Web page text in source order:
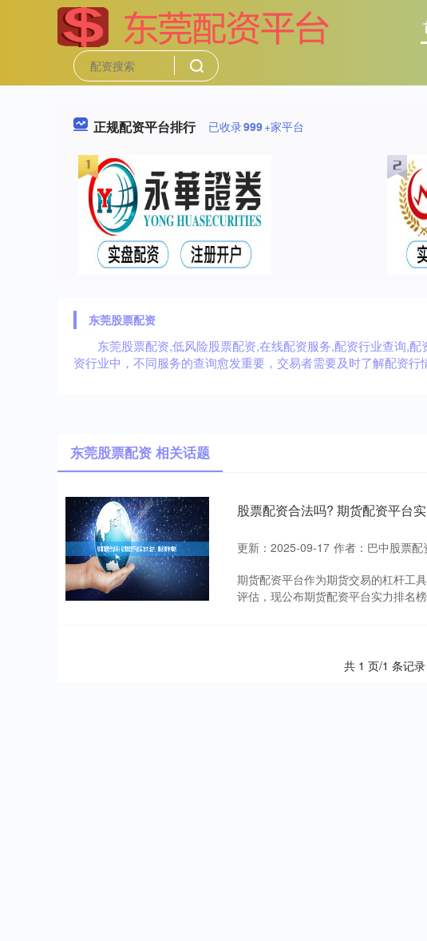
正规配资平台排行 已收录999+家平台
东莞股票配资
东莞股票配资,低风险股票配资,在线配资服务,配资行业查询,
资行业中，不同服务的查询愈发重要，交易者需要及时了解配资行
东莞股票配资 相关话题
股票配资合法吗? 期货配资平台
更新：2025-09-17 作者：巴中股票配
期货配资平台作为期货交易的杠杆工
评估，现公布期货配资平台实力排名
共 1 页/1 条记录